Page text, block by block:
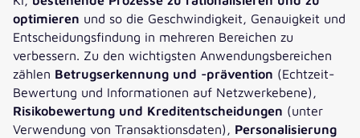
optimieren und so die Geschwindigkeit, Genauigkeit und
Entscheidungsfindung in mehreren Bereichen zu
verbessern. Zu den wichtigsten Anwendungsbereichen
zählen Betrugserkennung und -prävention (Echtzeit-
Bewertung und Informationen auf Netzwerkebene),
Risikobewertung und Kreditentscheidungen (unter
Verwendung von Transaktionsdaten), Personalisierung